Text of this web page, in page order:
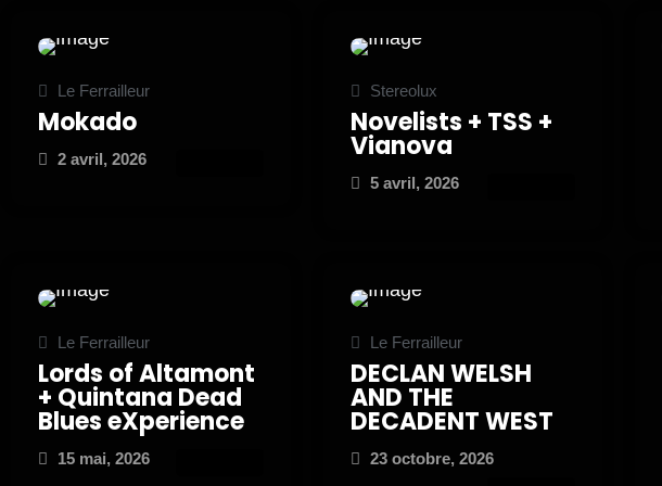
Le Ferrailleur
Mokado
2 avril, 2026
Stereolux
Novelists + TSS +
Vianova
5 avril, 2026
Le Ferrailleur
Lords of Altamont
+ Quintana Dead
Blues eXperience
15 mai, 2026
Le Ferrailleur
DECLAN WELSH
AND THE
DECADENT WEST
23 octobre, 2026